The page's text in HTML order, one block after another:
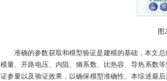
图
准确的参数获取和模型验证是建模的基础，本文
模量、开路电压、内阻、熵系数、比热容、导热系数
证参量以及验证效果，以确保模型准确性。本综述最